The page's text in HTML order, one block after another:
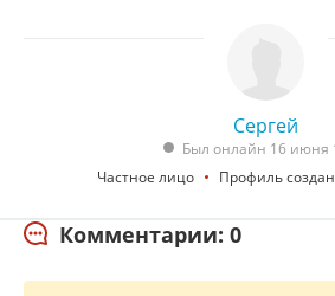
Сергей
Был онлайн 16 июня
Частное лицо
Профиль
Комментарии: 0